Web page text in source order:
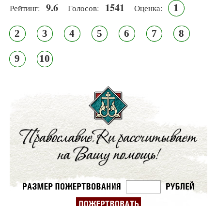
Рейтинг: 9.6 Голосов: 1541 Оценка: 1
2 3 4 5 6 7 8
9 10